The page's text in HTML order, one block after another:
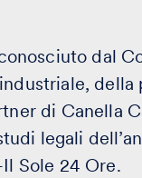
dal
della
di Canella
legali
Sole 24 Ore.